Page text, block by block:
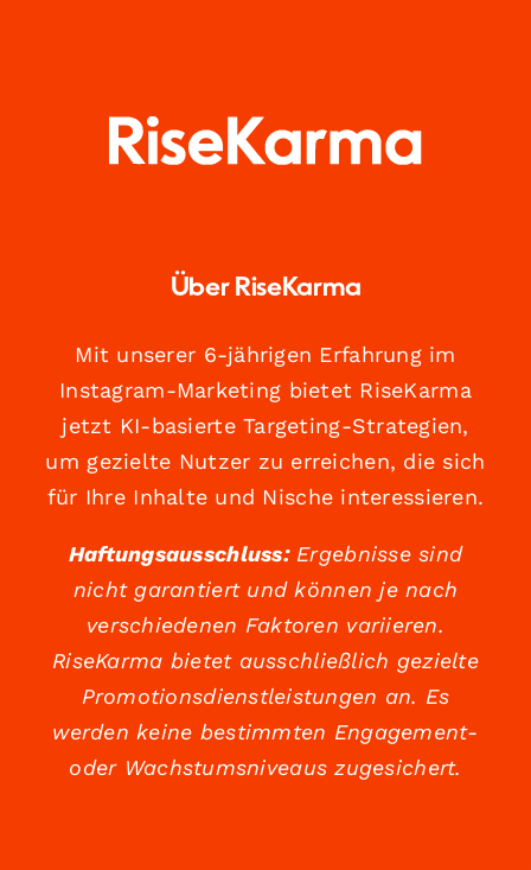
Über RiseKarma
Mit unserer 6-jährigen Erfahrung im
Instagram-Marketing bietet RiseKarma
jetzt KI-basierte Targeting-Strategien,
um gezielte Nutzer zu erreichen, die sich
für Ihre Inhalte und Nische interessieren.
Haftungsausschluss:Ergebnisse sind
nicht garantiert und können je nach
verschiedenen Faktoren variieren.
RiseKarma bietet ausschließlich gezielte
Promotionsdienstleistungen an. Es
werden keine bestimmten Engagement-
oder Wachstumsniveaus zugesichert.